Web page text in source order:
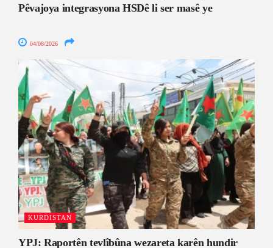
Pêvajoya integrasyona HSDê li ser masê ye
04/08/2026
KURDISTAN
YPJ: Raportên tevlîbûna wezareta karên hundir